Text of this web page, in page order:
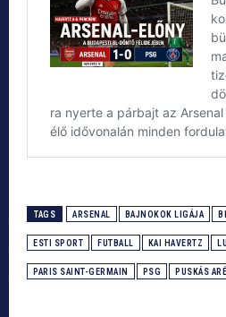
TAGS ARSENAL BAJNOKOK LIGÁJA
ESTI SPORT FUTBALL KAI HAVERTZ
PARIS SAINT-GERMAIN PSG PUSKÁS